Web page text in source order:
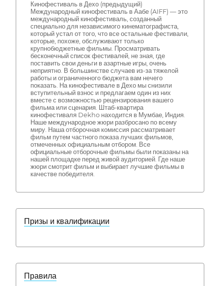
Кинофестиваль в Дехо (предыдущий)
Международный кинофестиваль в Аабе (AIFF) — это
международный кинофестиваль, созданный
специально для независимого кинематографиста,
который устал от того, что все остальные фестивали,
которые, похоже, обслуживают только
крупнобюджетные фильмы. Просматривать
бесконечный список фестивалей, не зная, где
поставить свои деньги в азартные игры, очень
неприятно. В большинстве случаев из-за тяжелой
работы и ограниченного бюджета вам нечего
показать. На кинофестивале в Дехо мы снизили
вступительный взнос и предлагаем один из них
вместе с возможностью рецензирования вашего
фильма или сценария. Штаб-квартира
кинофестиваля Dekho находится в Мумбае, Индия.
Наше международное жюри разбросано по всему
миру. Наша отборочная комиссия рассматривает
фильм путем частного показа лучших фильмов,
отмеченных официальным отбором. Все
официальные отборочные фильмы были показаны на
нашей площадке перед живой аудиторией. Где наше
жюри смотрит фильм и выбирает лучшие фильмы в
качестве победителя.
Призы и квалификации
Правила